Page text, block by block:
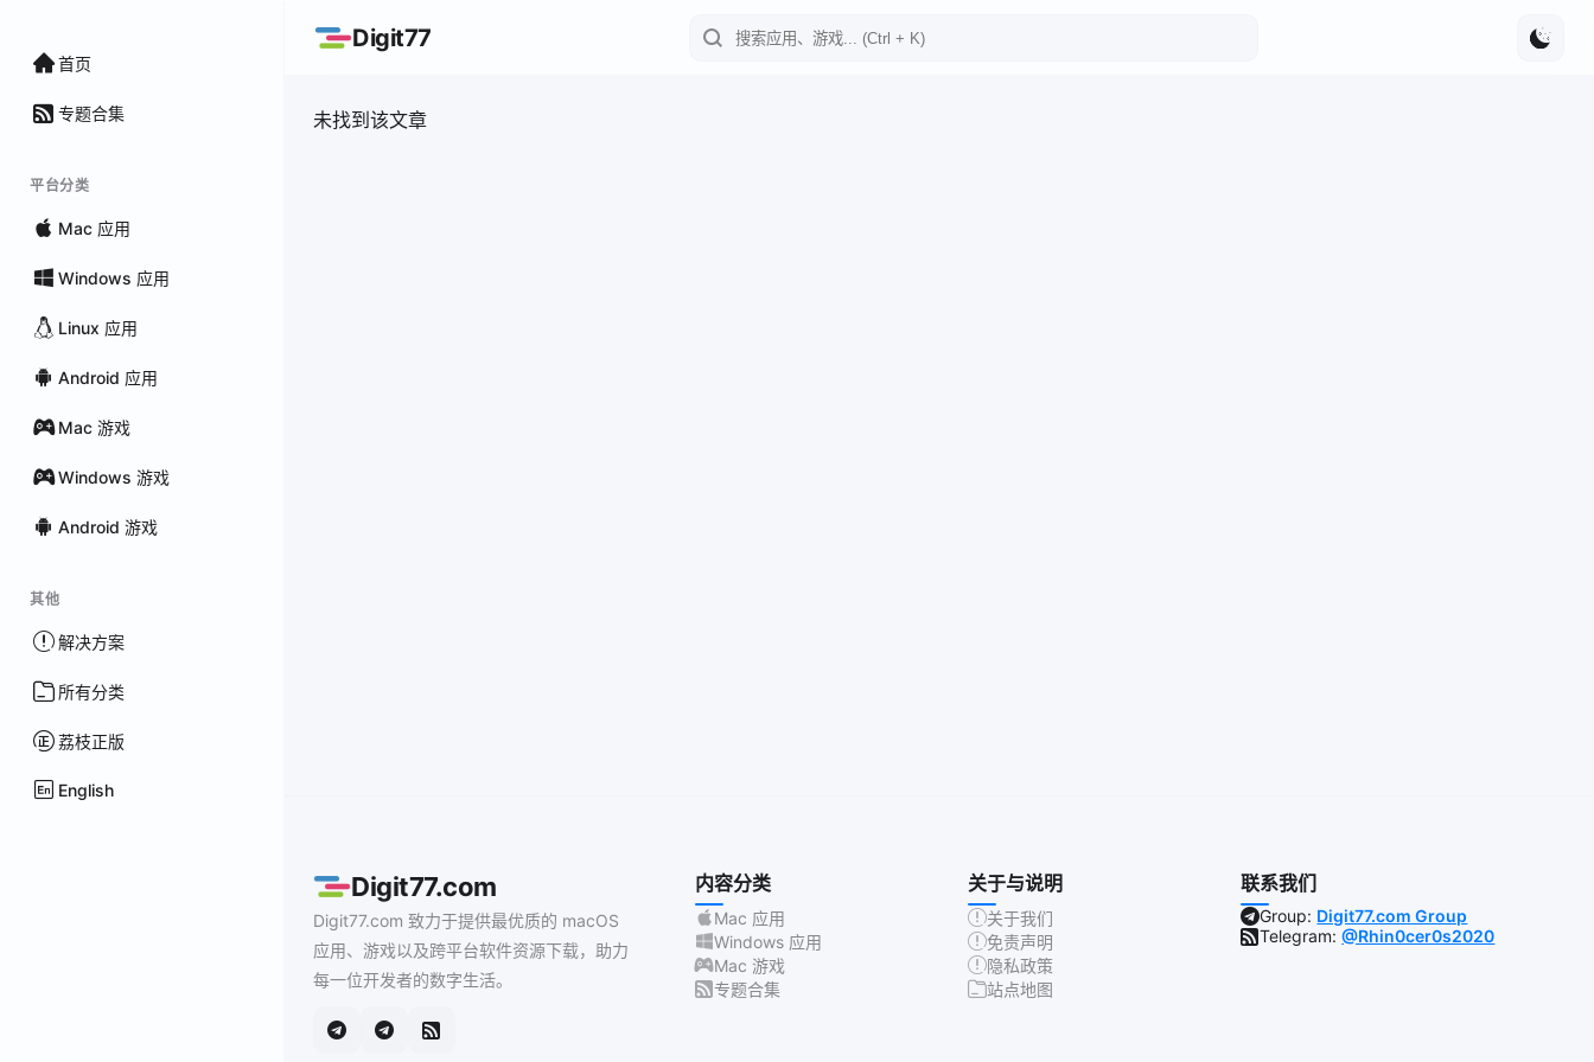
首页
专题合集
平台分类
Mac 应用
Windows 应用
Linux 应用
Android 应用
Mac 游戏
Windows 游戏
Android 游戏
其他
解决方案
所有分类
荔枝正版
English
Digit77
未找到该文章
Digit77.com
Digit77.com 致力于提供最优质的 macOS
应用、游戏以及跨平台软件资源下载，助力
每一位开发者的数字生活。
内容分类
Mac 应用
Windows 应用
Mac 游戏
专题合集
关于与说明
关于我们
免责声明
隐私政策
站点地图
联系我们
Group: Digit77.com Group
Telegram:@Rhin0cer0s2020